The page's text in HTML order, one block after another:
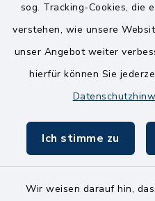
sog. Tracking-Cookies, die
verstehen, wie unsere
unser Angebot weiter
hierfür können Sie
Ich stimme zu
Wir weisen darauf hin,
Freitag
8.00-11.00 Uhr